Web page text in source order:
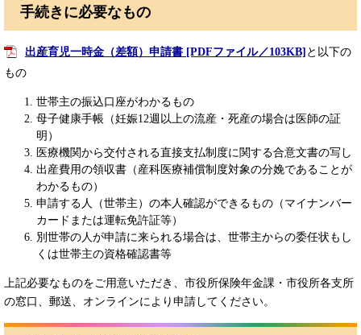
手続きに必要なもの
出産育児一時金（差額）申請書 [PDFファイル／103KB] と以下の
もの
世帯主の振込口座がわかるもの
母子健康手帳（妊娠12週以上の流産・死産の場合は医師の証
明）
医療機関から交付される直接支払制度に関する合意文書の写し
出産費用の領収書（産科医療補償制度対象の分娩であることが
わかるもの）
申請する人（世帯主）の本人確認ができるもの（マイナンバー
カードまたは運転免許証等）
別世帯の人が申請に来られる場合は、世帯主からの委任状もし
くは世帯主の資格確認書等
上記必要なものをご用意いただき、市役所保険年金課・市役所各支所
の窓口、郵送、オンラインにより申請してください。